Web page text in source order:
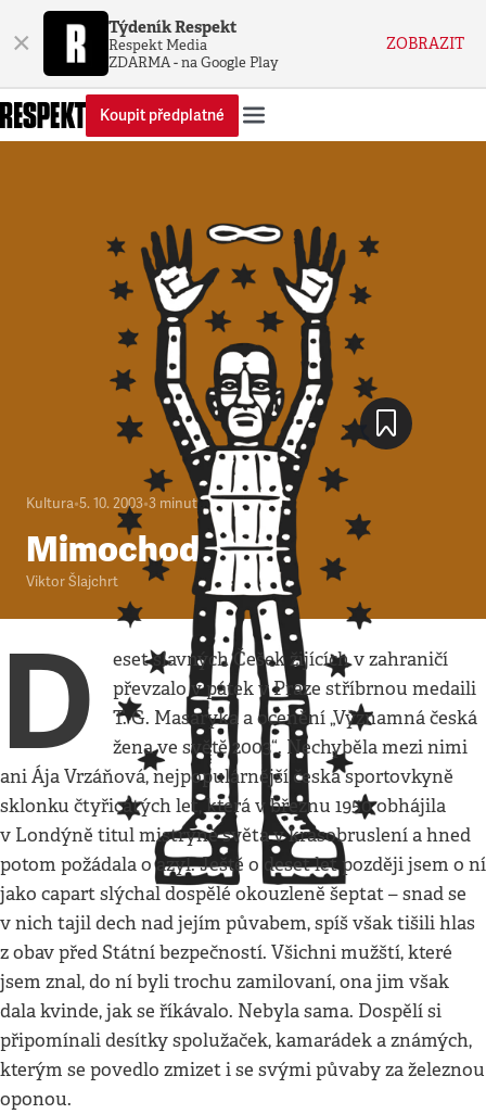
× Týdeník Respekt
Respekt Media
ZDARMA - na Google Play
ZOBRAZIT
Koupit předplatné
Kultura•5. 10. 2003•3 minuty
Mimochodem
Viktor Šlajchrt
D
eset slavných Češek žijících v zahraničí
převzalo v pátek v Praze stříbrnou medaili
T. G. Masaryka a ocenění „Významná česká
žena ve světě 2003“. Nechyběla mezi nimi
ani Ája Vrzáňová, nejpopulárnější česká sportovkyně
sklonku čtyřicátých let, která v březnu 1950 obhájila
v Londýně titul mistryně světa v krasobruslení a hned
potom požádala o azyl. Ještě o deset let později jsem o ní
jako capart slýchal dospělé okouzleně šeptat – snad se
v nich tajil dech nad jejím půvabem, spíš však tišili hlas
z obav před Státní bezpečností. Všichni mužští, které
jsem znal, do ní byli trochu zamilovaní, ona jim však
dala kvinde, jak se říkávalo. Nebyla sama. Dospělí si
připomínali desítky spolužaček, kamarádek a známých,
kterým se povedlo zmizet i se svými půvaby za železnou
oponou.